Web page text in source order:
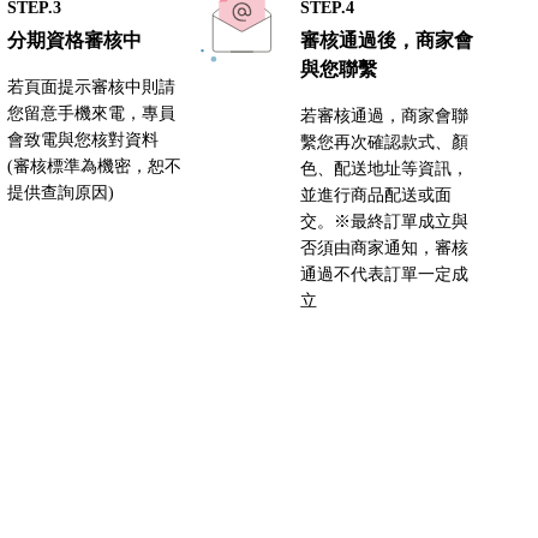
歐
日本柳宗理
韓國 NEOFLAM
義大利Sambonet
STEP.3
分期資格審核中
若頁面提示審核中則請
您留意手機來電，專員
會致電與您核對資料
(審核標準為機密，恕不
提供查詢原因)
STEP.4
審核通過後，商家會
與您聯繫
若審核通過，商家會聯
繫您再次確認款式、顏
色、配送地址等資訊，
並進行商品配送或面
交。※最終訂單成立與
否須由商家通知，審核
通過不代表訂單一定成
立